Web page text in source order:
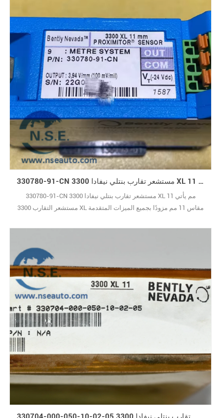
330780-91-CN مستشعر تقارب بنتلي نيفادا 3300 XL 11 مم
330780-91-CN مستشعر تقارب بنتلي نيفادا 3300 XL 11 مم يأتي
مستشعر التقارب 3300 XL مقاس 11 مم مزودًا بجميع الميزات المتقدمة